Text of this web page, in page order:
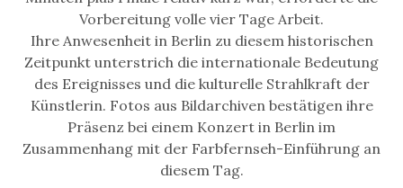
Vorbereitung volle vier Tage Arbeit.
Ihre Anwesenheit in Berlin zu diesem historischen
Zeitpunkt unterstrich die internationale Bedeutung
des Ereignisses und die kulturelle Strahlkraft der
Künstlerin. Fotos aus Bildarchiven bestätigen ihre
Präsenz bei einem Konzert in Berlin im
Zusammenhang mit der Farbfernseh-Einführung an
diesem Tag.